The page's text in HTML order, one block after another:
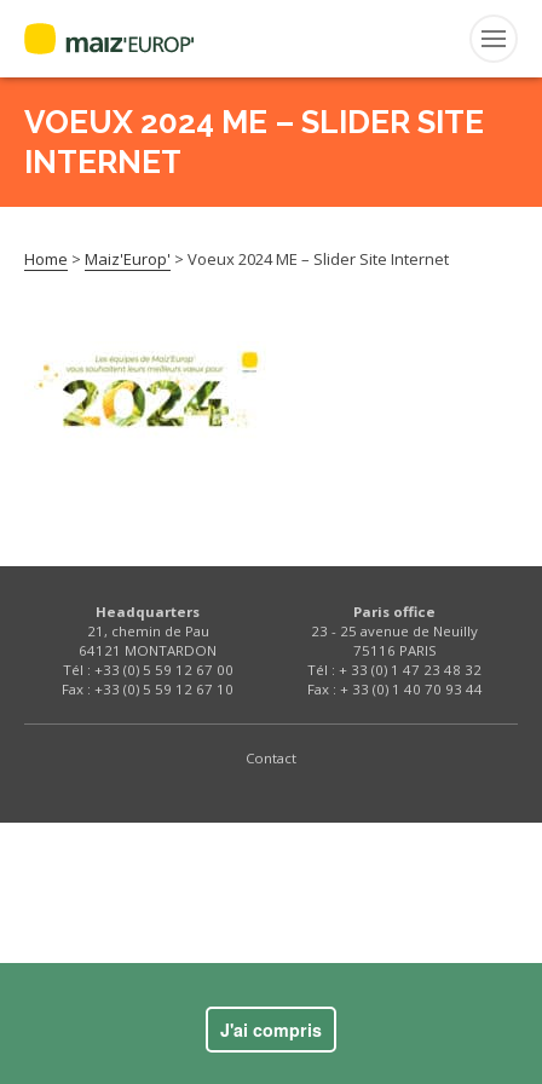
Search
for:
VOEUX 2024 ME – SLIDER SITE
INTERNET
Home > Maiz'Europ' > Voeux 2024 ME – Slider Site Internet
Headquarters
21, chemin de Pau
64121 MONTARDON
Tél : +33 (0) 5 59 12 67 00
Fax : +33 (0) 5 59 12 67 10
Paris office
23 - 25 avenue de Neuilly
75116 PARIS
Tél : + 33 (0) 1 47 23 48 32
Fax : + 33 (0) 1 40 70 93 44
Contact
J'ai compris